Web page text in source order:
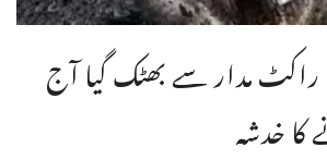
مدار سے بھٹک گیا آج
کا خدشہ